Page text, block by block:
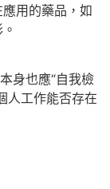
用的藥品，如
身也應“自我檢
人工作能否存在